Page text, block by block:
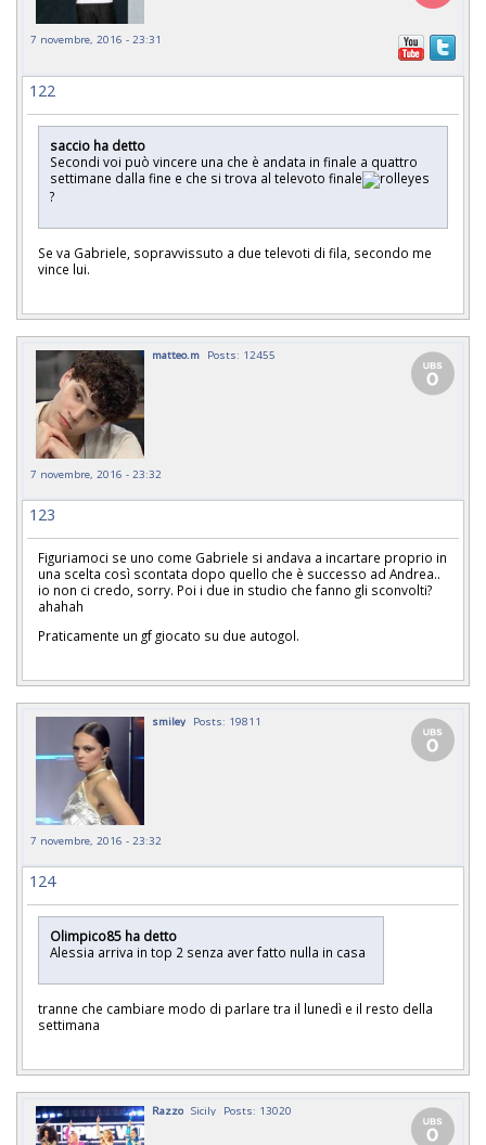
7 novembre, 2016 - 23:31
122
saccio ha detto
Secondi voi può vincere una che è andata in finale a quattro
settimane dalla fine e che si trova al televoto finale
?
Se va Gabriele, sopravvissuto a due televoti di fila, secondo me
vince lui.
matteo.m Posts: 12455
7 novembre, 2016 - 23:32
123
Figuriamoci se uno come Gabriele si andava a incartare proprio in
una scelta così scontata dopo quello che è successo ad Andrea..
io non ci credo, sorry. Poi i due in studio che fanno gli sconvolti?
ahahah
Praticamente un gf giocato su due autogol.
smiley Posts: 19811
7 novembre, 2016 - 23:32
124
Olimpico85 ha detto
Alessia arriva in top 2 senza aver fatto nulla in casa
tranne che cambiare modo di parlare tra il lunedì e il resto della
settimana
Razzo Sicily Posts: 13020